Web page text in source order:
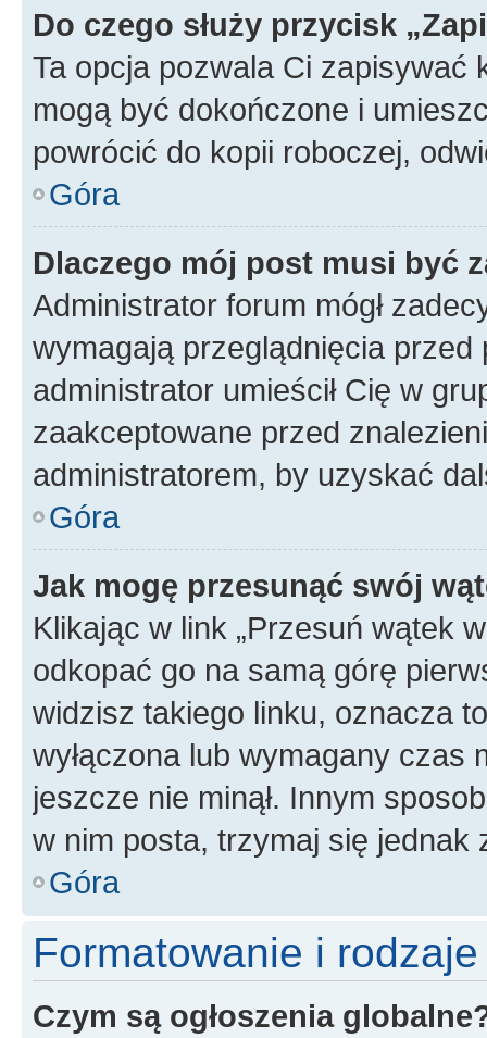
Do czego służy przycisk
Ta opcja pozwala Ci zapisywać
mogą być dokończone i
powrócić do kopii roboczej,
Góra
Dlaczego mój post musi być
Administrator forum mógł
wymagają przeglądnięcia
administrator umieścił Cię w
zaakceptowane przed
administratorem, by uzyskać
Góra
Jak mogę przesunąć swój
Klikając w link „Przesuń wątek
odkopać go na samą górę
widzisz takiego linku, oznacza
wyłączona lub wymagany czas
jeszcze nie minął. Innym
w nim posta, trzymaj się jednak
Góra
Formatowanie i
Czym są ogłoszenia